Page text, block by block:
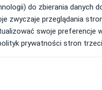
Łączę to, co wydaje
indywidualnej
Sesje par co tydzień
do zbierania danych
zwyczaje przeglądania
swoje preferencje
prywatności stron